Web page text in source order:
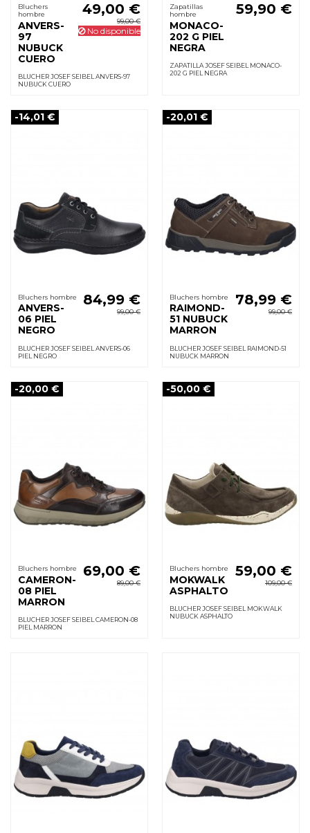
Bluchers
hombre
ANVERS-
97
NUBUCK
CUERO
49,00 €
99,00 €
No disponible
BLUCHER JOSEF SEIBEL ANVERS-97
NUBUCK CUERO
Zapatillas
hombre
MONACO-
202 G PIEL
NEGRA
59,90 €
ZAPATILLA JOSEF SEIBEL MONACO-
202 G PIEL NEGRA
-14,01 €
Bluchers hombre
ANVERS-
06 PIEL
NEGRO
84,99 €
99,00 €
BLUCHER JOSEF SEIBEL ANVERS-06
PIEL NEGRO
-20,01 €
Bluchers hombre
RAIMOND-
51 NUBUCK
MARRON
78,99 €
99,00 €
BLUCHER JOSEF SEIBEL RAIMOND-51
NUBUCK MARRON
-20,00 €
Bluchers hombre
CAMERON-
08 PIEL
MARRON
69,00 €
89,00 €
BLUCHER JOSEF SEIBEL CAMERON-08
PIEL MARRON
-50,00 €
Bluchers hombre
MOKWALK
ASPHALTO
59,00 €
109,00 €
BLUCHER JOSEF SEIBEL MOKWALK
NUBUCK ASPHALTO